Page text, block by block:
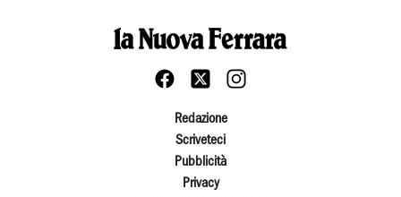
Redazione
Scriveteci
Pubblicità
Privacy